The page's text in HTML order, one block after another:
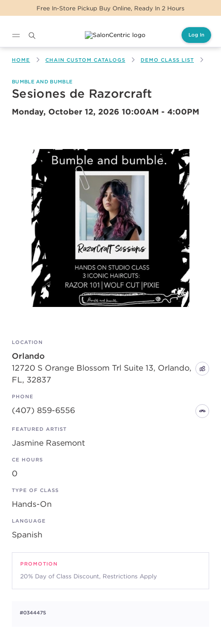
Free In-Store Pickup Buy Online, Ready In 2 Hours
Log In
HOME CHAIN CUSTOM CATALOGS DEMO CLASS LIST
BUMBLE AND BUMBLE
Sesiones de Razorcraft
Monday, October 12, 2026 10:00AM - 4:00PM
LOCATION
Orlando
12720 S Orange Blossom Trl Suite 13, Orlando,
FL, 32837
PHONE
(407) 859-6556
FEATURED ARTIST
Jasmine Rasemont
CE HOURS
0
TYPE OF CLASS
Hands-On
LANGUAGE
Spanish
PROMOTION
20% Day of Class Discount, Restrictions Apply
#034447S